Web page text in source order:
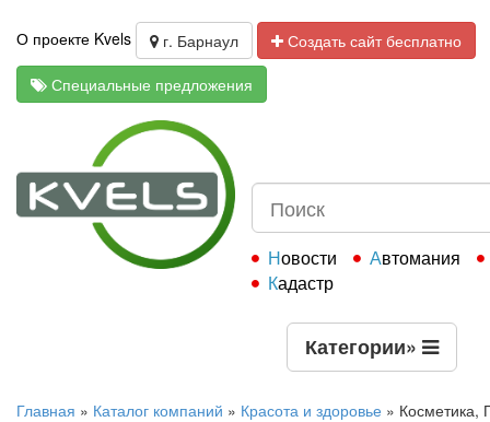
О проекте Kvels г. Барнаул
Создать сайт бесплатно
Специальные предложения
Новости
Автомания
Кадастр
Категории»
Главная » Каталог компаний » Красота и здоровье »